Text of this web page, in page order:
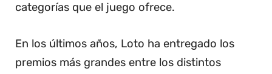
categorías que el juego ofrece.
En los últimos años, Loto ha entregado los
premios más grandes entre los distintos